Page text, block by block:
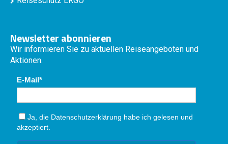
Newsletter abonnieren
Wir informieren Sie zu aktuellen Reiseangeboten und
Aktionen.
E-Mail
Ja, die Datenschutzerklärung habe ich gelesen und
akzeptiert.